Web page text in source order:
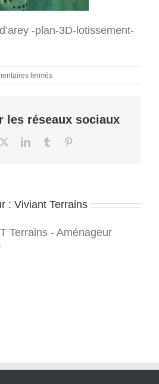
-plan-3D-lotissement-
ferméssur
terrain-
d-
isere-
(18)
les réseaux sociaux
LinkedInTumblr
: Viviant Terrains
Terrains - Aménageur